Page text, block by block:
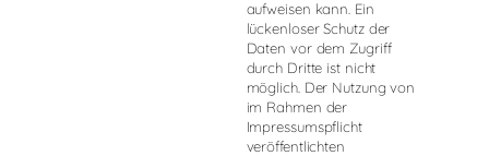
aufweisen kann. Ein
lückenloser Schutz der
Daten vor dem Zugriff
durch Dritte ist nicht
möglich. Der Nutzung von
im Rahmen der
Impressumspflicht
veröffentlichten